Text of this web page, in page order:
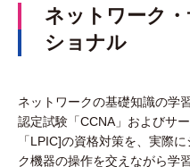
ネットワーク
ショナル
ネットワークの基礎知識の学
認定試験「CCNA」およびサ
「LPIC]の資格対策を、実際
ク機器の操作を交えながら学